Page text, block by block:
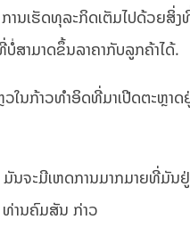
ການເຮັດທຸລະກິດເຕັມໄປດ້ວ
ສາມາດຂຶ້ນລາຄາກັບລູກຄ້າໄດ້.
ວໃນກ້າວທຳອິດທີ່ມາເປີດຕະຫຼ
ມັນຈະມີເຫດການມາກມາຍທີ່ມັ
ທ່ານຄົມສັນ ກ່າວ